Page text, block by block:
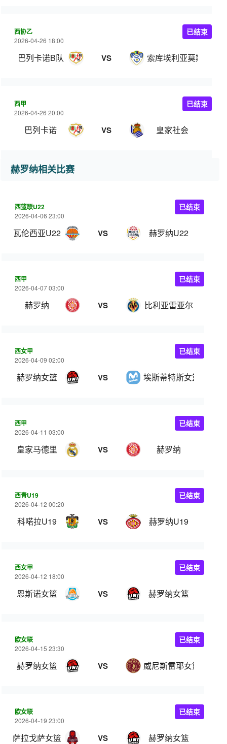
西协乙
2026-04-26 18:00
巴列卡诺B队 VS 索库埃利亚莫斯
已结束
西甲
2026-04-26 20:00
巴列卡诺 VS 皇家社会
已结束
赫罗纳相关比赛
西篮联U22
2026-04-06 23:00
瓦伦西亚U22 VS 赫罗纳U22
已结束
西甲
2026-04-07 03:00
赫罗纳 VS 比利亚雷亚尔
已结束
西女甲
2026-04-09 02:00
赫罗纳女篮 VS 埃斯蒂特斯女篮
已结束
西甲
2026-04-11 03:00
皇家马德里 VS 赫罗纳
已结束
西青U19
2026-04-12 00:20
科喏拉U19 VS 赫罗纳U19
已结束
西女甲
2026-04-12 18:00
恩斯诺女篮 VS 赫罗纳女篮
已结束
欧女联
2026-04-15 23:30
赫罗纳女篮 VS 威尼斯雷耶女篮
已结束
欧女联
2026-04-19 23:00
萨拉戈萨女篮 VS 赫罗纳女篮
已结束